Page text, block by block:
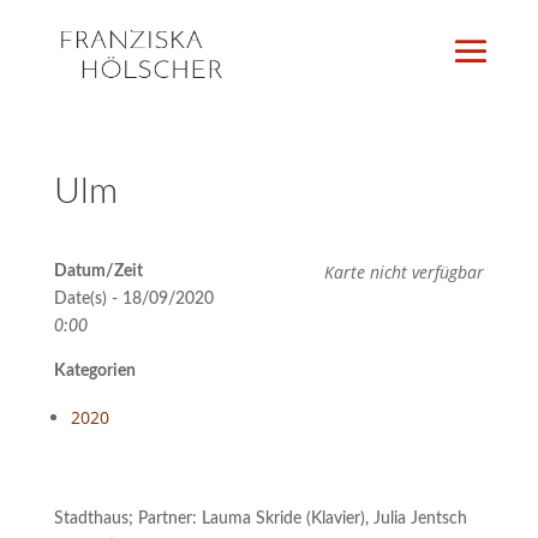
Ulm
Karte nicht verfügbar
Datum/Zeit
Date(s) - 18/09/2020
0:00
Kategorien
2020
Stadthaus; Partner: Lauma Skride (Klavier), Julia Jentsch